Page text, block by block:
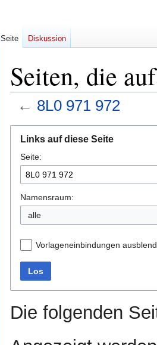
Seiten, die
← 8L0 971 972
Navigation
springen
Suche
springen
Links auf diese Seite
Seite:
Namensraum:
Vorlageneinbindungen
Los
Die folgenden
Seite Diskussion